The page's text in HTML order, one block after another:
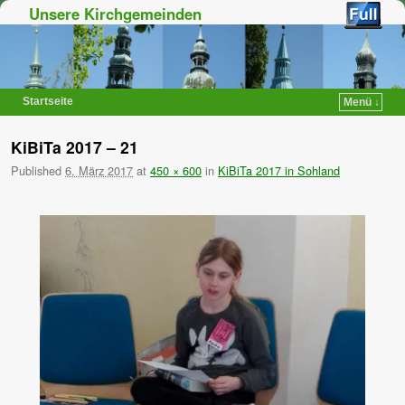
Unsere Kirchgemeinden
Startseite
Menü ↓
KiBiTa 2017 – 21
Published 6. März 2017 at 450 × 600 in KiBiTa 2017 in Sohland